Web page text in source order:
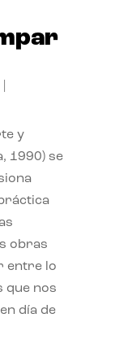
y
1990) se
obras
entre lo
que nos
día de